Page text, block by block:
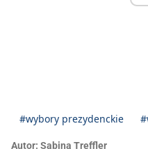
#wybory prezydenckie
Autor: Sabina Treffler